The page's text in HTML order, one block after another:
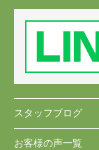
スタッフブログ
お客様の声一覧